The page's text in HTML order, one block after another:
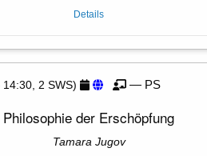
Details
2 SWS) — PS
Philosophie der Erschöpfung
Tamara Jugov